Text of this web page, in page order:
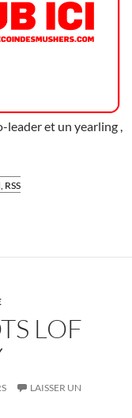
leader et un yearling ,
LOF
LAISSER UN